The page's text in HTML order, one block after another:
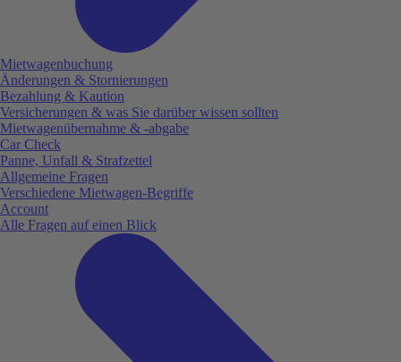
Mietwagenbuchung
Änderungen & Stornierungen
Bezahlung & Kaution
Versicherungen & was Sie darüber wissen sollten
Mietwagenübernahme & -abgabe
Car Check
Panne, Unfall & Strafzettel
Allgemeine Fragen
Verschiedene Mietwagen-Begriffe
Account
Alle Fragen auf einen Blick